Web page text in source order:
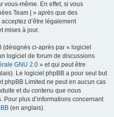
vous-même. En effet, si vous
Team | » après que des
d’être légalement
mises à jour.
ci-après par « logiciel
logiciel de forum de discussions
GNU 2.0 » et qui peut être
Le logiciel phpBB a pour seul but
phpBB Limited ne peut en aucun cas
et du contenu que nous
Pour plus d’informations concernant
(en anglais).